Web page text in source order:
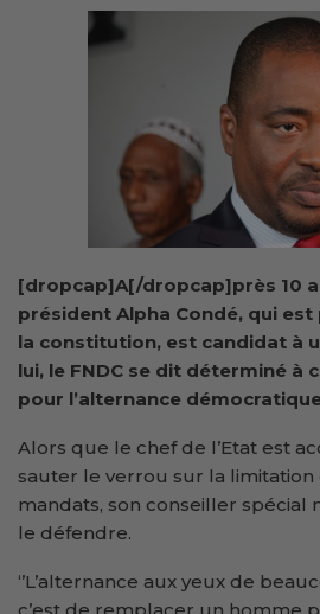
[dropcap]A[/dropcap]près 10
président Alpha Condé, qui est
la constitution, est candidat à
lui, le FNDC se dit déterminé à
pour l’alternance
Alors que le chef de l’Etat est
sauter le verrou sur la
mandats, son conseiller spécial
le défendre.
‘’L’alternance aux yeux de
c’est de remplacer un homme